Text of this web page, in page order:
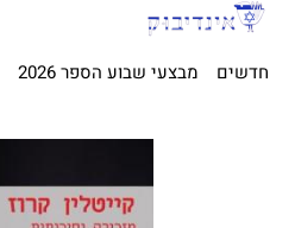
חדשים מבצעי שבוע הספר 2026